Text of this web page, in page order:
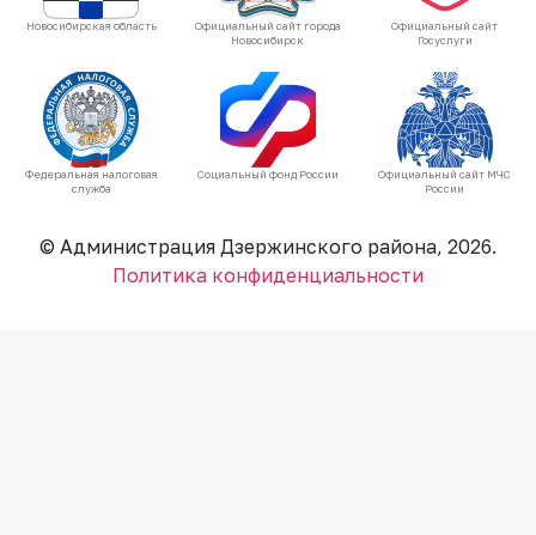
Новосибирская область
Официальный сайт города
Новосибирск
Официальный сайт
Госуслуги
Федеральная налоговая
служба
Социальный фонд России
Официальный сайт МЧС
России
© Администрация Дзержинского района, 2026.
Политика конфиденциальности